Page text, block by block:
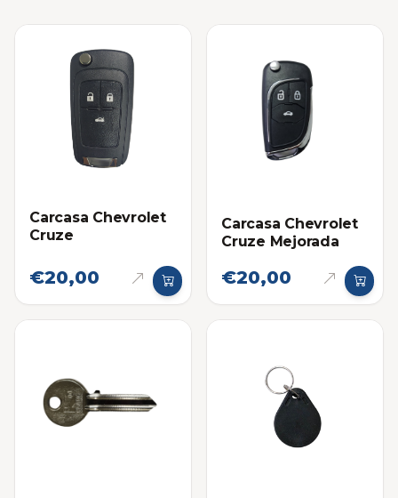
Carcasa Chevrolet
Cruze
€20,00
Carcasa Chevrolet
Cruze Mejorada
€20,00